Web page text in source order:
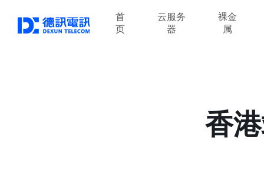
首
页
云服务
器
裸金
属
香